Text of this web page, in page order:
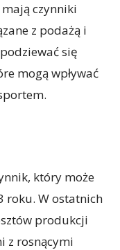
czynniki
z podażą i
się
mogą wpływać
który może
roku. W ostatnich
produkcji
z rosnącymi